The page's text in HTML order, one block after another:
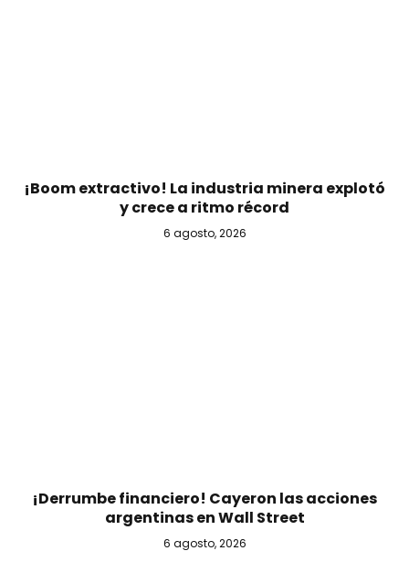
¡Boom extractivo! La industria minera explotó
y crece a ritmo récord
6 agosto, 2026
¡Derrumbe financiero! Cayeron las acciones
argentinas en Wall Street
6 agosto, 2026